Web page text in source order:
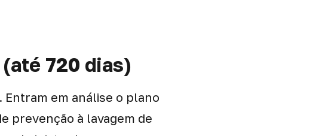
720 dias)
Entram em análise o plano
prevenção à lavagem de